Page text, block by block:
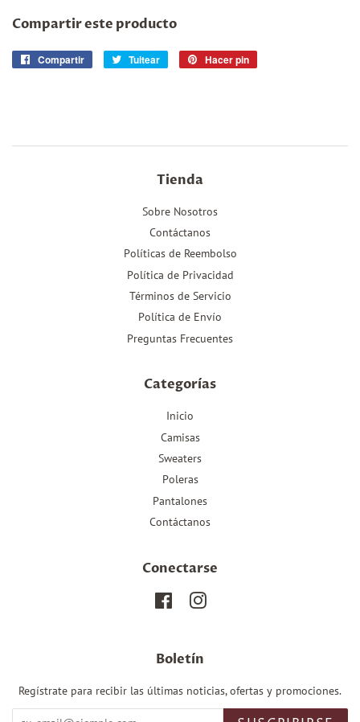
Compartir este producto
Compartir
CompartirTuitear
Tuitear Hacer pin
Tienda
Sobre Nosotros
Contáctanos
Políticas de Reembolso
Política de Privacidad
Términos de Servicio
Política de Envío
Preguntas Frecuentes
Categorías
Inicio
Camisas
Sweaters
Poleras
Pantalones
Contáctanos
Conectarse
FacebookInstagram
Boletín
Regístrate para recibir las últimas noticias, ofertas y promociones.